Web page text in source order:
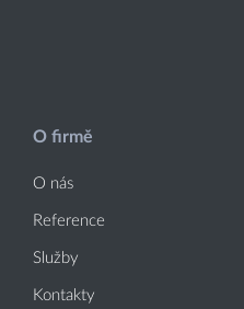
O firmě
O nás
Reference
Služby
Kontakty